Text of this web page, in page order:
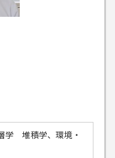
学 堆積学、環境・